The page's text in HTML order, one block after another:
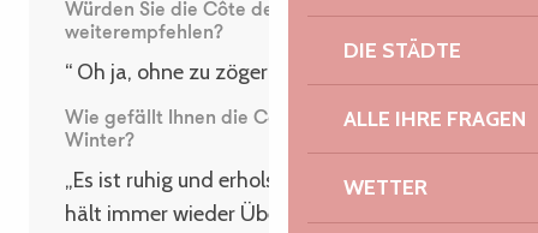
DIE STÄDTE
ALLE IHRE FRAGEN
WETTER
Würden Sie die Côte de Granit Rose
weiterempfehlen?
“ Oh ja, ohne zu zögern! „
Wie gefällt Ihnen die Côte de Granit Rose im
Winter?
„Es ist ruhig und erholsam, und die Natur
hält immer wieder Überraschungen für uns